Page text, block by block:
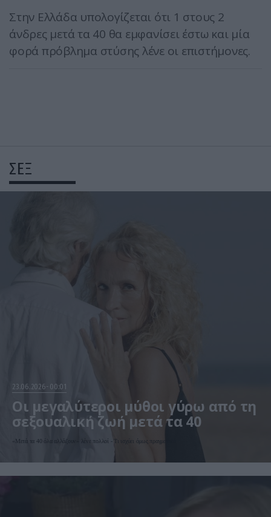
Στην Ελλάδα υπολογίζεται ότι 1 στους 2
άνδρες μετά τα 40 θα εμφανίσει έστω και μία
φορά πρόβλημα στύσης λένε οι επιστήμονες.
ΣΕΞ
23.06.2026 00:01
Οι μεγαλύτεροι μύθοι γύρω από τη
σεξουαλική ζωή μετά τα 40
«Μετά τα 40 όλα αλλάζουν» λένε πολλοί - Τι ισχύει όμως πραγματικά